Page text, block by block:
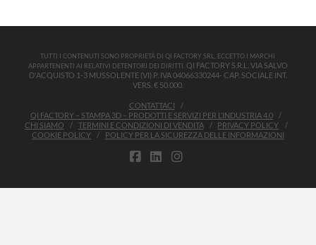
TUTTI I CONTENUTI SONO PROPRIETÀ DI QI FACTORY SRL, ECCETTO I MARCHI
APPARTENENTI AI RELATIVI DETENTORI DEI DIRITTI. QI FACTORY S.R.L. VIA SALVO
D'ACQUISTO 1-3 MUSSOLENTE (VI) P. IVA 04066330244- CAP. SOCIALE INT.
VERS. € 50.000.
CONTATTACI
QI FACTORY – STAMPA 3D – PRODOTTI E SERVIZI PER L’INDUSTRIA 4.0
CHI SIAMO
TERMINI E CONDIZIONI DI VENDITA
PRIVACY POLICY
COOKIE POLICY
POLICY PER LA SICUREZZA DELLE INFORMAZIONI